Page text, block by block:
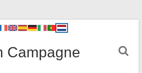
Campagne